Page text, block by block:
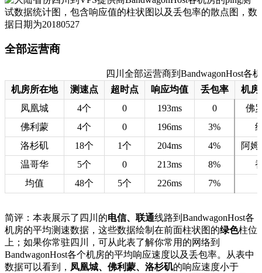
全部运营商
四川全部运营商到BandwagonHost各
机房所在地
测速点 超时点 响应均值 丢包率
机房
凤凰城
4个 0 193ms 0
佛
佛利蒙
4个 0 196ms 3%
洛杉矶
18个 1个 204ms 4%
阿
温哥华
5个 0 213ms 8%
均值
48个 5个 226ms 7%
简评：本表展示了四川的电信、联通线路到BandwagonHost各
机房的平均测速数据，这些数据绘制在前面柱状图的绿色柱位
上；如果你常驻四川，可从此表了解你常用的网络到
BandwagonHost各个机房的平均响应速度以及丢包率。从表中
数据可以看到， 凤凰城、佛利蒙、洛杉矶的响应速度小于